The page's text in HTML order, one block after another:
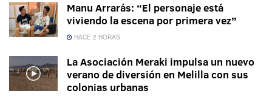
Manu Arrarás: “El personaje está
viviendo la escena por primera vez”
HACE 2 HORAS
La Asociación Meraki impulsa un nuevo
verano de diversión en Melilla con sus
colonias urbanas